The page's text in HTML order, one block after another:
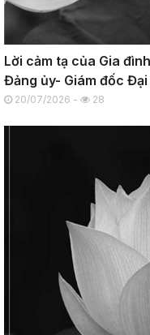
Lời cảm tạ của Gia
Đảng ủy- Giám đốc
20/07/2026 - 28